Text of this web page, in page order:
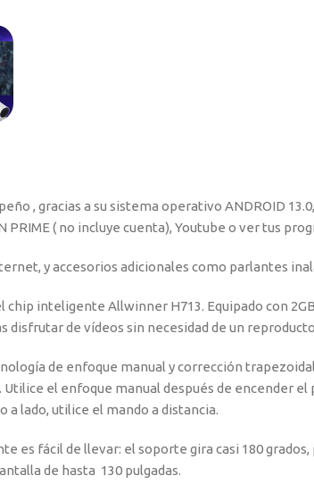
, gracias a su sistema operativo ANDROID
PRIME ( no incluye cuenta), Youtube o ver tus
y accesorios adicionales como parlantes
inteligente Allwinner H713. Equipado con
de vídeos sin necesidad de un
de enfoque manual y corrección
el enfoque manual después de encender
a lado, utilice el mando a distancia.
fácil de llevar: el soporte gira casi 180
de hasta 130 pulgadas.